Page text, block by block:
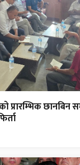
प्रारम्भिक छानबिन